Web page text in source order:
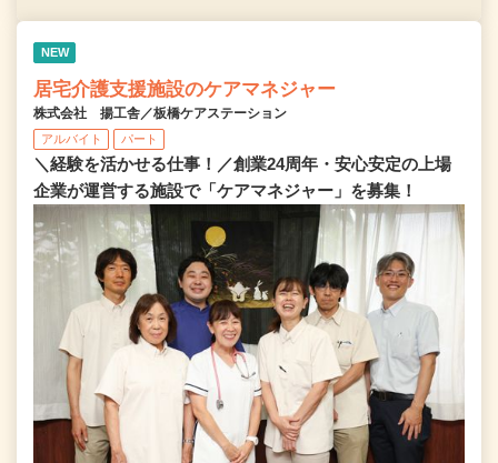
NEW
居宅介護支援施設のケアマネジャー
株式会社 揚工舎／板橋ケアステーション
アルバイト パート
＼経験を活かせる仕事！／創業24周年・安心安定の上場
企業が運営する施設で「ケアマネジャー」を募集！